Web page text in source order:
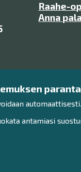
antamiasi
Raahe-
Anna